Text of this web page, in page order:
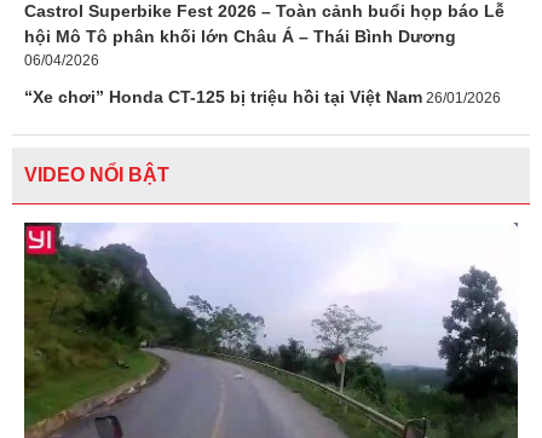
Castrol Superbike Fest 2026 – Toàn cảnh buổi họp báo Lễ
hội Mô Tô phân khối lớn Châu Á – Thái Bình Dương
06/04/2026
“Xe chơi” Honda CT-125 bị triệu hồi tại Việt Nam 26/01/2026
VIDEO NỔI BẬT